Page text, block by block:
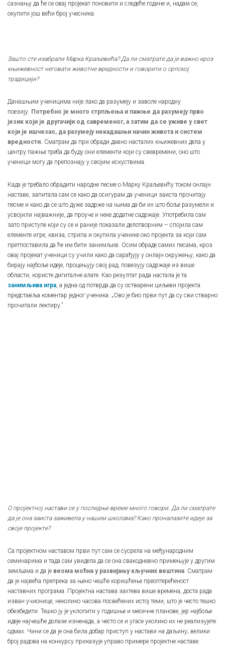
сазнању да ће се овај пројекат поновити и следеће године и, надам се,
окупити још већи број учесника.
Зашто сте изабрали Марка Краљевића? Да ли сматрате да је важно кроз
књижевност неговати животне вредности и говорити о српској
традицији?
Данашњим ученицима није лако да разумеју и заволе народну
поезију. Потребно је много стрпљења и пажње да разумеју прво
језик који је другачији од савременог, а затим да се уживе у свет
који је ишчезао, да разумеју некадашњи начин живота и систем
вредности. Сматрам да при обради давно насталих књижевних дела у
центру пажње треба да буду они елементи који су свевремени, оно што
ученици могу да препознају у својим искуствима.
Када је требало обрадити народне песме о Марку Краљевићу током онлајн
наставе, запитала сам се како да осигурам да ученици заиста прочитају
песме и како да се што дуже задрже на њима да би их што боље разумели и
усвојили најважније, да проуче и неке додатне садржаје. Употребила сам
зато приступе који су се и раније показали делотворним – спојила сам
елементе игре, квиза, стрипа и окупила ученике око пројекта за који сам
претпоставила да ће им бити занимљив. Осим обраде самих песама, кроз
овај пројекат ученици су учили како да сарађују у онлајн окружењу, како да
бирају најбоље идеје, процењују свој рад, повезују садржаје из више
области, користе дигиталне алате. Као резултат рада настала је та
занимљива игра, а једна од потврда да су остварени циљеви пројекта
представља коментар једног ученика: „Ово је био први пут да су сви стварно
прочитали лектиру.”
О пројектној настави се у последње време много говори. Да ли сматрате
да је она заиста заживела у нашим школама? Како проналазите идеје за
своје пројекте?
Са пројектном наставом први пут сам се сусрела на међународним
семинарима и тада сам увидела да се она свакодневно примењује у другим
земљама и да је веома моћна у развијању кључних вештина. Сматрам
да је највећа препрека за њено чешће коришћење преоптерећеност
наставних програма. Пројектна настава захтева више времена, доста рада
изван учионице, неколико часова посвећених истој теми, што је често тешко
обезбедити. Тешко ју је уклопити у годишње и месечне планове, јер најбоље
идеје најчешће долазе изненада, а често се и угасе уколико их не реализујете
одмах. Чини се да је она била добар приступ у настави на даљину; велики
број радова на конкурсу приказује управо примере пројектне наставе.